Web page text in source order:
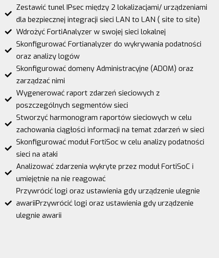
Zestawić tunel IPsec między 2 lokalizacjami/ urządzeniami
dla bezpiecznej integracji sieci LAN to LAN ( site to site)
Wdrożyć FortiAnalyzer w swojej sieci lokalnej
Skonfigurować Fortianalyzer do wykrywania podatności
oraz analizy logów
Skonfigurować domeny Administracyjne (ADOM) oraz
zarządzać nimi
Wygenerować raport zdarzeń sieciowych z
poszczególnych segmentów sieci
Stworzyć harmonogram raportów sieciowych w celu
zachowania ciągłości informacji na temat zdarzeń w sieci
Skonfigurować moduł FortiSoc w celu analizy podatności
sieci na ataki
Analizować zdarzenia wykryte przez moduł FortiSoC i
umiejętnie na nie reagować
Przywrócić logi oraz ustawienia gdy urządzenie ulegnie
awariiPrzywrócić logi oraz ustawienia gdy urządzenie
ulegnie awarii